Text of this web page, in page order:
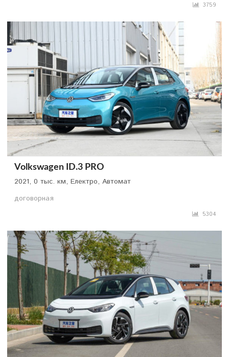
3759
Volkswagen ID.3 PRO
2021, 0 тыс. км, Електро, Автомат
договорная
5304